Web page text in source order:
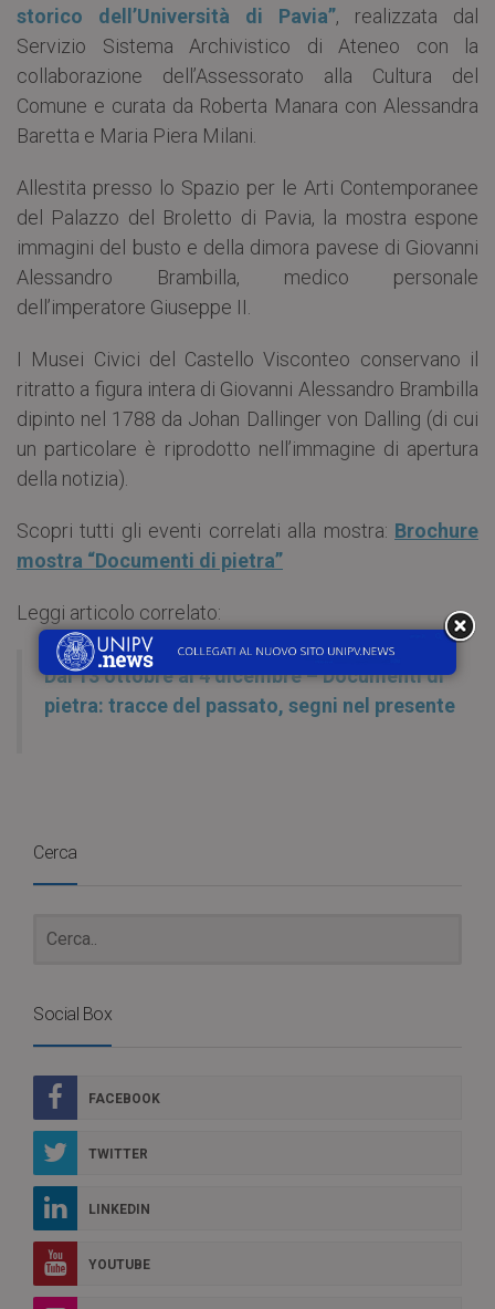
storico dell’Università di Pavia”, realizzata dal
Servizio Sistema Archivistico di Ateneo con la
collaborazione dell’Assessorato alla Cultura del
Comune e curata da Roberta Manara con Alessandra
Baretta e Maria Piera Milani.
Allestita presso lo Spazio per le Arti Contemporanee
del Palazzo del Broletto di Pavia, la mostra espone
immagini del busto e della dimora pavese di Giovanni
Alessandro Brambilla, medico personale
dell’imperatore Giuseppe II.
I Musei Civici del Castello Visconteo conservano il
ritratto a figura intera di Giovanni Alessandro Brambilla
dipinto nel 1788 da Johan Dallinger von Dalling (di cui
un particolare è riprodotto nell’immagine di apertura
della notizia).
Scopri tutti gli eventi correlati alla mostra: Brochure
mostra “Documenti di pietra”
Leggi articolo correlato:
Dal 13 ottobre al 4 dicembre – Documenti di
pietra: tracce del passato, segni nel presente
Cerca
Social Box
FACEBOOK
TWITTER
LINKEDIN
YOUTUBE